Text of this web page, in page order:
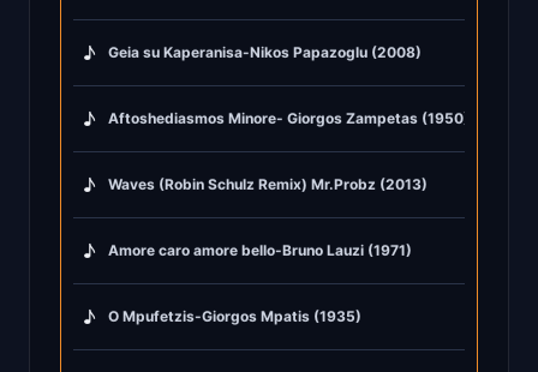
♪ Geia su Kaperanisa-Nikos Papazoglu (2008)
♪ Aftoshediasmos Minore- Giorgos Zampetas (1950)
♪ Waves (Robin Schulz Remix) Mr.Probz (2013)
♪ Amore caro amore bello-Bruno Lauzi (1971)
♪ O Mpufetzis-Giorgos Mpatis (1935)